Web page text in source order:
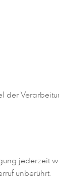
der
jederzeit
unberührt.